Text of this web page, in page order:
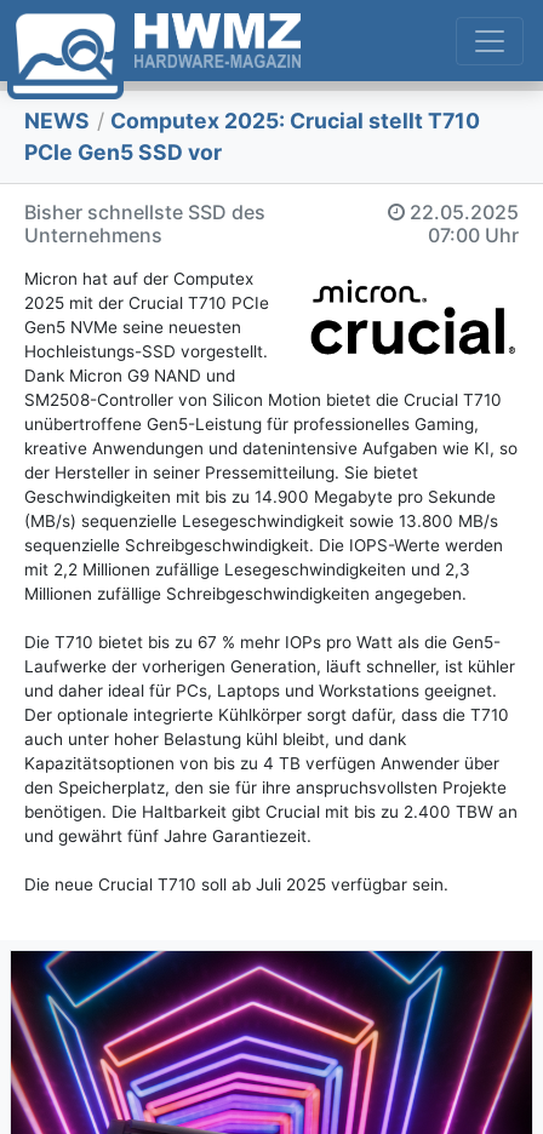
NEWS / Computex 2025: Crucial stellt T710
PCIe Gen5 SSD vor
Bisher schnellste SSD des
Unternehmens
22.05.2025
07:00 Uhr
Micron hat auf der Computex
2025 mit der Crucial T710 PCIe
Gen5 NVMe seine neuesten
Hochleistungs-SSD vorgestellt.
Dank Micron G9 NAND und
SM2508-Controller von Silicon Motion bietet die Crucial T710
unübertroffene Gen5-Leistung für professionelles Gaming,
kreative Anwendungen und datenintensive Aufgaben wie KI, so
der Hersteller in seiner Pressemitteilung. Sie bietet
Geschwindigkeiten mit bis zu 14.900 Megabyte pro Sekunde
(MB/s) sequenzielle Lesegeschwindigkeit sowie 13.800 MB/s
sequenzielle Schreibgeschwindigkeit. Die IOPS-Werte werden
mit 2,2 Millionen zufällige Lesegeschwindigkeiten und 2,3
Millionen zufällige Schreibgeschwindigkeiten angegeben.
Die T710 bietet bis zu 67 % mehr IOPs pro Watt als die Gen5-
Laufwerke der vorherigen Generation, läuft schneller, ist kühler
und daher ideal für PCs, Laptops und Workstations geeignet.
Der optionale integrierte Kühlkörper sorgt dafür, dass die T710
auch unter hoher Belastung kühl bleibt, und dank
Kapazitätsoptionen von bis zu 4 TB verfügen Anwender über
den Speicherplatz, den sie für ihre anspruchsvollsten Projekte
benötigen. Die Haltbarkeit gibt Crucial mit bis zu 2.400 TBW an
und gewährt fünf Jahre Garantiezeit.
Die neue Crucial T710 soll ab Juli 2025 verfügbar sein.